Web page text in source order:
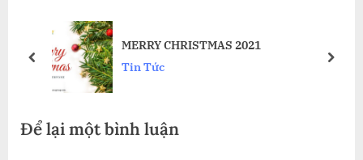
o
:
s
t
:
MERRY CHRISTMAS 2021
Tin Tức
prev next
Để lại một bình luận